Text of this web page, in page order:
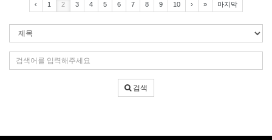
‹ 1 2 3 4 5 6 7 8 9 10 › » 마지막
색
조
색
어
입
검색